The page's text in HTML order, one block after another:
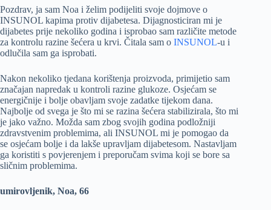
Pozdrav, ja sam Noa i želim podijeliti svoje dojmove o
INSUNOL kapima protiv dijabetesa. Dijagnosticiran mi je
dijabetes prije nekoliko godina i isprobao sam različite metode
za kontrolu razine šećera u krvi. Čitala sam o INSUNOL-u i
odlučila sam ga isprobati.
Nakon nekoliko tjedana korištenja proizvoda, primijetio sam
značajan napredak u kontroli razine glukoze. Osjećam se
energičnije i bolje obavljam svoje zadatke tijekom dana.
Najbolje od svega je što mi se razina šećera stabilizirala, što mi
je jako važno. Možda sam zbog svojih godina podložniji
zdravstvenim problemima, ali INSUNOL mi je pomogao da
se osjećam bolje i da lakše upravljam dijabetesom. Nastavljam
ga koristiti s povjerenjem i preporučam svima koji se bore sa
sličnim problemima.
umirovljenik, Noa, 66